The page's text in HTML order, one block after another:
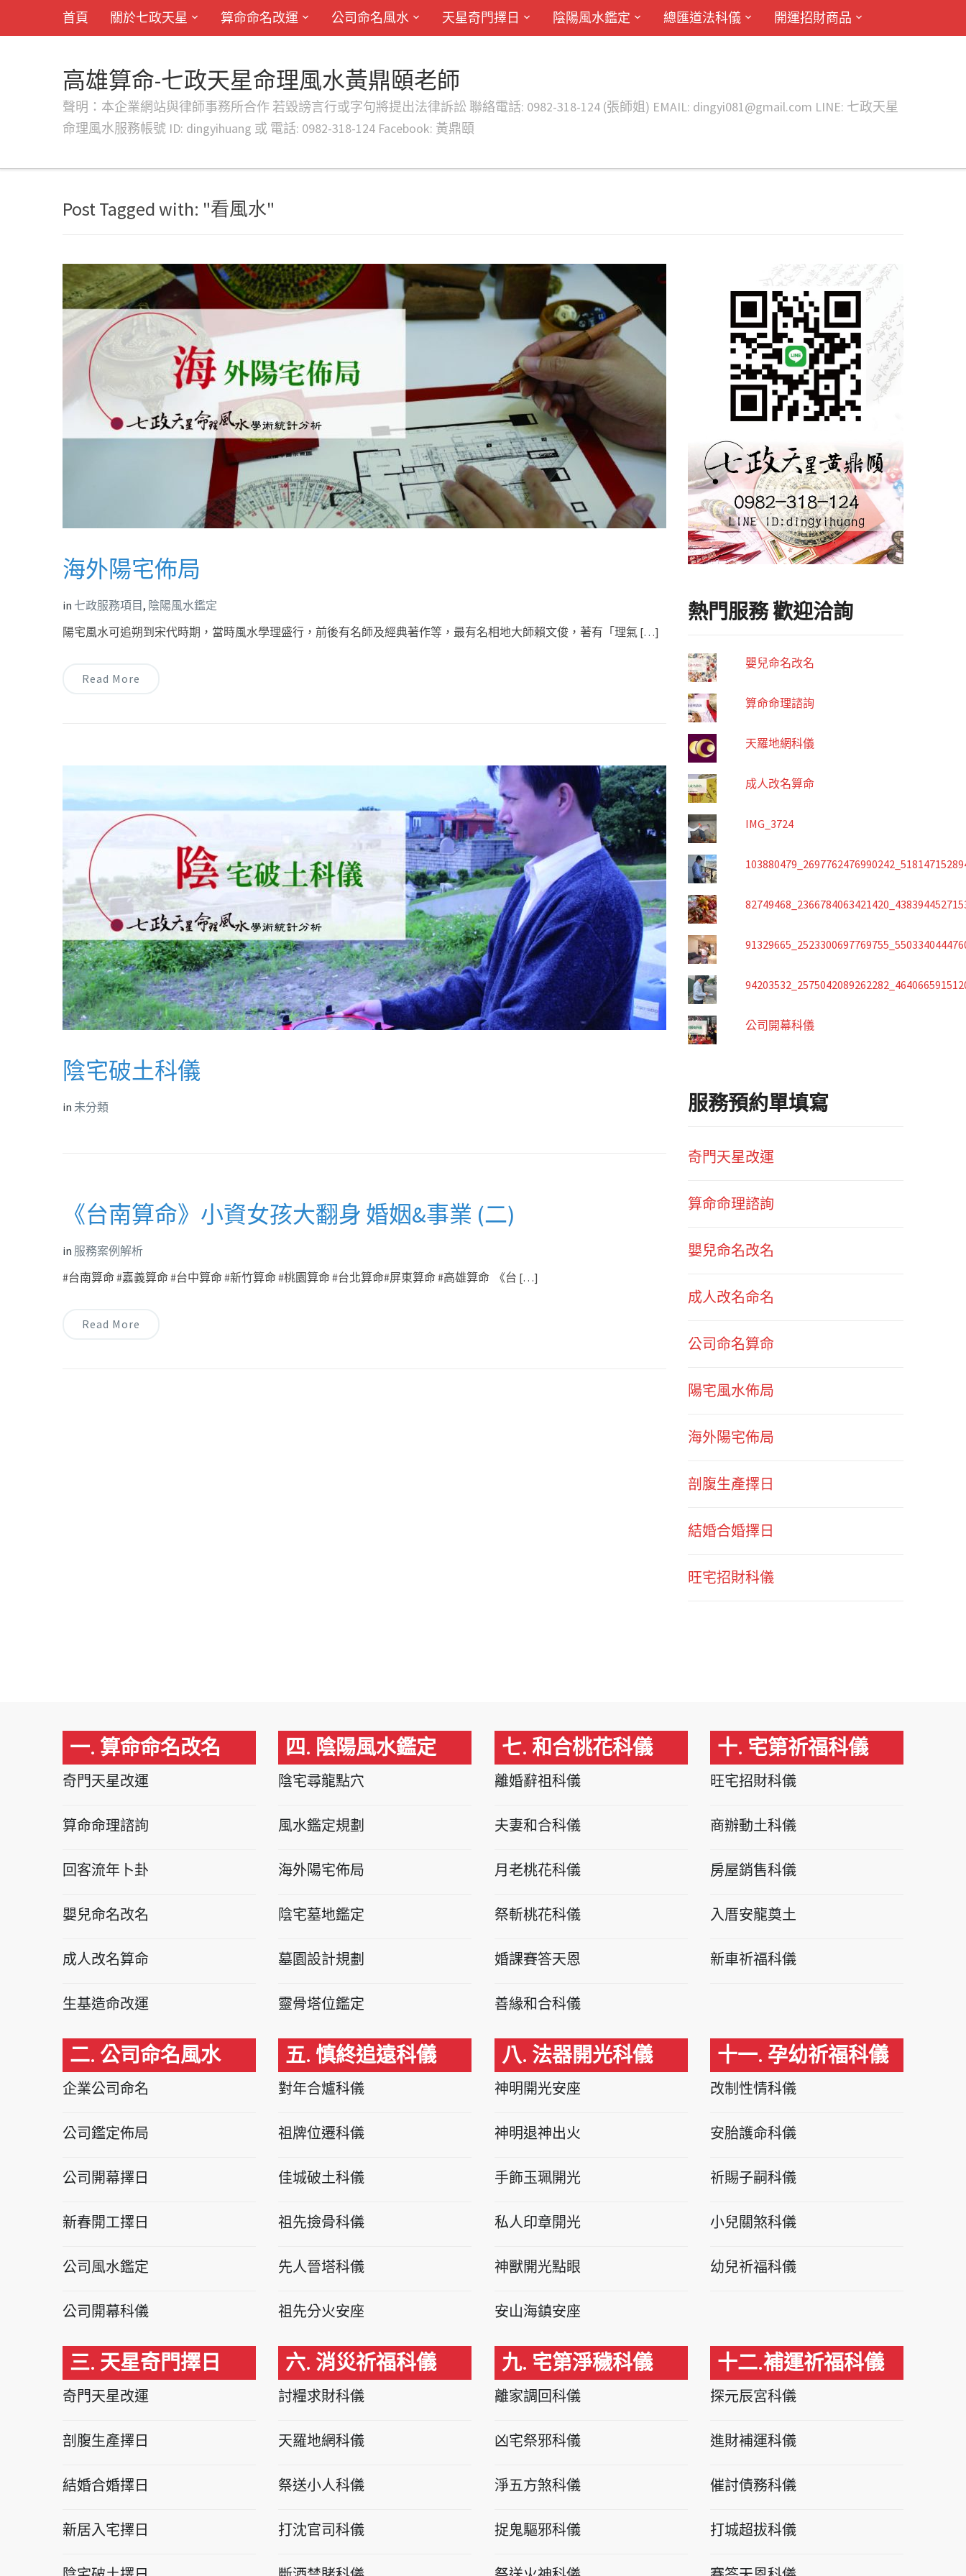
首頁 關於七政天星 算命命名改運 公司命名風水 天星奇門擇日 陰陽風水鑑定 總匯道法科儀 開運招財商品
高雄算命-七政天星命理風水黃鼎頤老師
聲明：本企業網站與律師事務所合作 若毀謗言行或字句將提出法律訴訟 聯絡電話: 0982-318-124 (張師姐) EMAIL: dingyi081@gmail.com LINE: 七政天星
命理風水服務帳號 ID: dingyihuang 或 電話: 0982-318-124 Facebook: 黃鼎頤
Post Tagged with: "看風水"
海外陽宅佈局
in 七政服務項目 , 陰陽風水鑑定
陽宅風水可追朔到宋代時期，當時風水學理盛行，前後有名師及經典著作等，最有名相地大師賴文俊，著有「理氣 […]
Read More
陰宅破土科儀
in 未分類
《台南算命》小資女孩大翻身 婚姻&事業 (二)
in 服務案例解析
#台南算命 #嘉義算命 #台中算命 #新竹算命 #桃園算命 #台北算命#屏東算命 #高雄算命 《台 […]
Read More
熱門服務 歡迎洽詢
嬰兒命名改名
算命命理諮詢
天羅地網科儀
成人改名算命
IMG_3724
公司開幕科儀
服務預約單填寫
奇門天星改運
算命命理諮詢
嬰兒命名改名
成人改名命名
公司命名算命
陽宅風水佈局
海外陽宅佈局
剖腹生產擇日
結婚合婚擇日
旺宅招財科儀
一. 算命命名改名
奇門天星改運
算命命理諮詢
回客流年卜卦
嬰兒命名改名
成人改名算命
生基造命改運
二. 公司命名風水
企業公司命名
公司鑑定佈局
公司開幕擇日
新春開工擇日
公司風水鑑定
公司開幕科儀
三. 天星奇門擇日
奇門天星改運
剖腹生產擇日
結婚合婚擇日
新居入宅擇日
四. 陰陽風水鑑定
陰宅尋龍點穴
風水鑑定規劃
海外陽宅佈局
陰宅墓地鑑定
墓園設計規劃
靈骨塔位鑑定
五. 慎終追遠科儀
對年合爐科儀
祖牌位遷科儀
佳城破土科儀
祖先撿骨科儀
先人晉塔科儀
祖先分火安座
六. 消災祈福科儀
討糧求財科儀
天羅地網科儀
祭送小人科儀
打沈官司科儀
七. 和合桃花科儀
離婚辭祖科儀
夫妻和合科儀
月老桃花科儀
祭斬桃花科儀
婚課賽答天恩
善緣和合科儀
八. 法器開光科儀
神明開光安座
神明退神出火
手飾玉珮開光
私人印章開光
神獸開光點眼
安山海鎮安座
九. 宅第淨穢科儀
離家調回科儀
凶宅祭邪科儀
淨五方煞科儀
捉鬼驅邪科儀
十. 宅第祈福科儀
旺宅招財科儀
商辦動土科儀
房屋銷售科儀
入厝安龍奠土
新車祈福科儀
十一. 孕幼祈福科儀
改制性情科儀
安胎護命科儀
祈賜子嗣科儀
小兒關煞科儀
幼兒祈福科儀
十二.補運祈福科儀
探元辰宮科儀
進財補運科儀
催討債務科儀
打城超拔科儀